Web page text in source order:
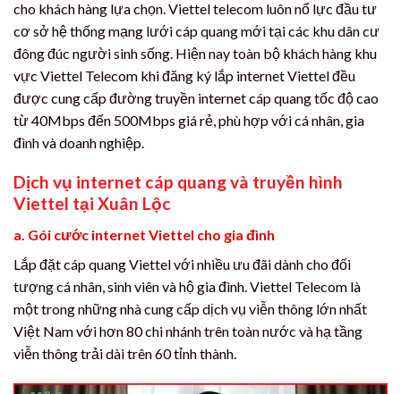
cho khách hàng lựa chọn. Viettel telecom luôn nổ lực đầu tư
cơ sở hệ thống mạng lưới cáp quang mới tại các khu dân cư
đông đúc người sinh sống. Hiện nay toàn bộ khách hàng khu
vực Viettel Telecom khi đăng ký lắp internet Viettel đều
được cung cấp đường truyền internet cáp quang tốc độ cao
từ 40Mbps đến 500Mbps giá rẻ, phù hợp với cá nhân, gia
đình và doanh nghiệp.
Dịch vụ internet cáp quang và truyền hình
Viettel tại Xuân Lộc
a. Gói cước internet Viettel cho gia đình
Lắp đặt cáp quang Viettel với nhiều ưu đãi dành cho đối
tượng cá nhân, sinh viên và hộ gia đình. Viettel Telecom là
một trong những nhà cung cấp dịch vụ viễn thông lớn nhất
Việt Nam với hơn 80 chi nhánh trên toàn nước và hạ tầng
viễn thông trải dài trên 60 tỉnh thành.